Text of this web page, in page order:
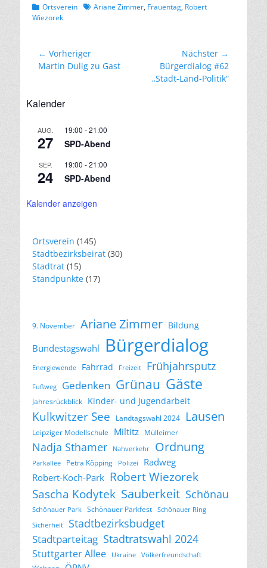
Kategorien
Ortsverein Schlagworte
Ariane Zimmer, Frauentag, Robert
Wiezorek
Beitragsnavigation
← Vorheriger
Vorheriger
Martin Dulig zu Gast
Nächster →
Nächster
Beitrag:
Bürgerdialog #62
„Stadt-Land-Politik“
Kalender
AUG.
27
19:00 -21:00
SPD-Abend
SEP.
24
19:00 -21:00
SPD-Abend
Kalender anzeigen
Ortsverein (145)
Stadtbezirksbeirat (30)
Stadtrat (15)
Standpunkte (17)
9. November Ariane Zimmer Bildung
Bundestagswahl Bürgerdialog
Energiewende Fahrrad Freizeit Frühjahrsputz
Fußweg Gedenken Grünau Gäste
Jahresrückblick Kinder- und Jugendarbeit
Kulkwitzer See Landtagswahl 2024 Lausen
Leipziger Modellschule Miltitz Mülleimer
Nadja Sthamer Nahverkehr Ordnung
Parkallee Petra Köpping Polizei
Radweg
Robert-Koch-Park Robert Wiezorek
Sascha Kodytek Sauberkeit Schönau
Schönauer Park Schönauer Parkfest
Schönauer Ring
Sicherheit
Stadtbezirksbudget
Stadtparteitag Stadtratswahl 2024
Stuttgarter Allee Ukraine Völkerfreundschaft